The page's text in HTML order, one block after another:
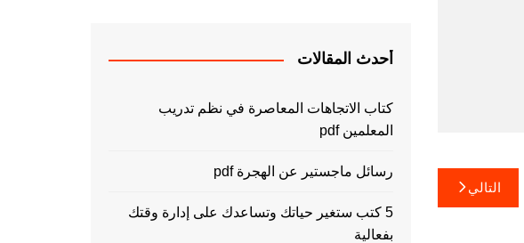
التالي
أحدث المقالات
كتاب الاتجاهات المعاصرة في نظم تدريب
المعلمين pdf
رسائل ماجستير عن الهجرة pdf
5 كتب ستغير حياتك وتساعدك على إدارة وقتك
بفعالية